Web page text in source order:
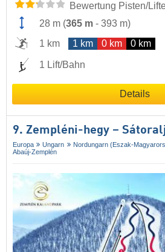
Bewertung Pisten/
28 m (365 m - 393 m)
1 km
1 km 0 km 0 km
1 Lift/Bahn
Details
9. Zempléni-hegy –
Europa Ungarn Nordungarn (Eszak-
Abaúj-Zemplén